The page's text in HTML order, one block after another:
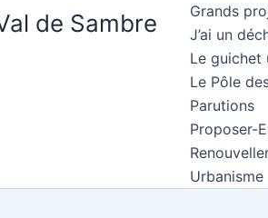
de Sambre
Grands
J’ai un
Le guichet
Le Pôle
Parutions
Proposer-
Urbanisme